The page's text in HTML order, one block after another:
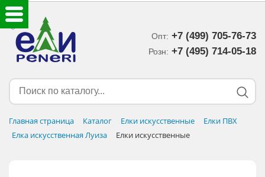
Опт: +7 (499) 705-76-73
Розн: +7 (495) 714-05-18‬
Главная страница Каталог Елки искусственные
Елки ПВХ
Елка искусственная Луиза
Елки искусственные
ЕЛКИ ИСКУССТВЕННЫЕ
ЕЛОЧНЫЕ УКРАШЕНИЯ
НОВОГОДНИЙ ДЕКОР